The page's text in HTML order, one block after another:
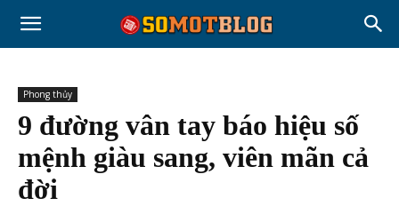
Phong thủy
9 đường vân tay báo hiệu số
mệnh giàu sang, viên mãn cả
đời